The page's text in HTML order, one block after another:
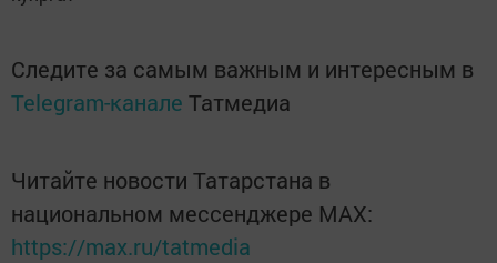
Следите за самым важным и интересным в
Telegram-канале Татмедиа
Читайте новости Татарстана в
национальном мессенджере MАХ:
https://max.ru/tatmedia